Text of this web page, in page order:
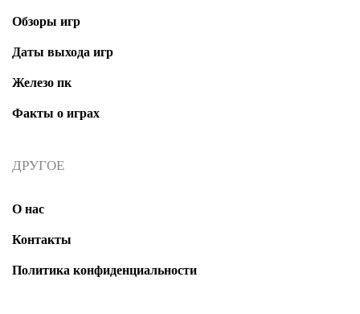
Обзоры игр
Даты выхода игр
Железо пк
Факты о играх
ДРУГОЕ
О нас
Контакты
Политика конфиденциальности